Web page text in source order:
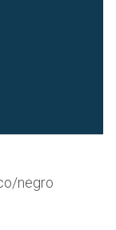
negro